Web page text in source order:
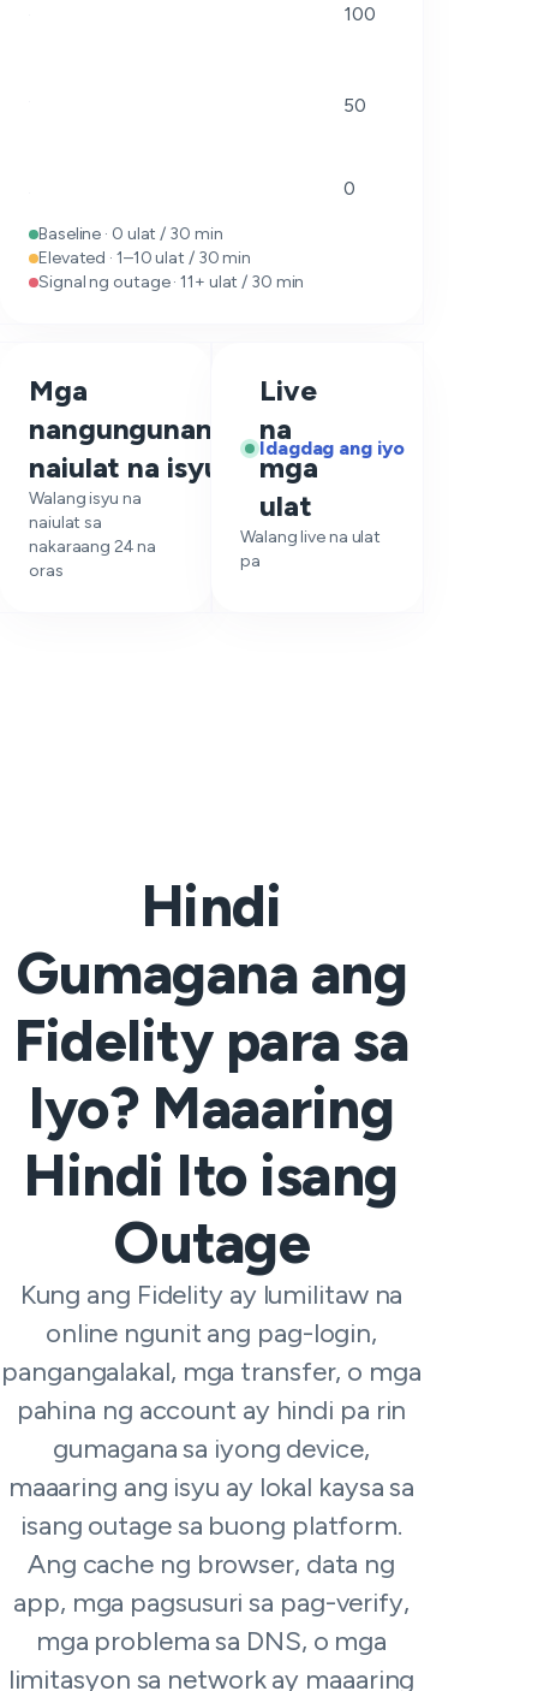
100
50
0
Baseline · 0 ulat / 30 min
Elevated · 1–10 ulat / 30 min
Signal ng outage · 11+ ulat / 30 min
Mga
nangungunang
naiulat na isyu
Walang isyu na
naiulat sa
nakaraang 24 na
oras
Live
na
mga
ulat
Idagdag ang iyo
Walang live na ulat
pa
Hindi
Gumagana ang
Fidelity para sa
Iyo? Maaaring
Hindi Ito isang
Outage
Kung ang Fidelity ay lumilitaw na
online ngunit ang pag-login,
pangangalakal, mga transfer, o mga
pahina ng account ay hindi pa rin
gumagana sa iyong device,
maaaring ang isyu ay lokal kaysa sa
isang outage sa buong platform.
Ang cache ng browser, data ng
app, mga pagsusuri sa pag-verify,
mga problema sa DNS, o mga
limitasyon sa network ay maaaring